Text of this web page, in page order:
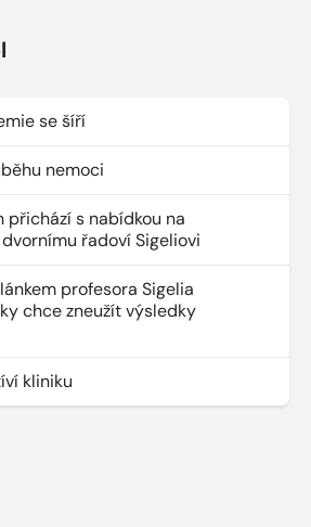
se šíří
nemoci
přichází s nabídkou na
řadoví Sigeliovi
profesora Sigelia
chce zneužít výsledky
kliniku